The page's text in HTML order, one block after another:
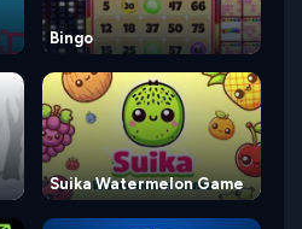
Bingo
Suika Watermelon Game